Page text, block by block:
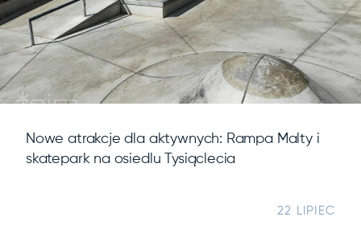
Nowe atrakcje dla aktywnych: Rampa Malty i
skatepark na osiedlu Tysiąclecia
22 LIPIEC